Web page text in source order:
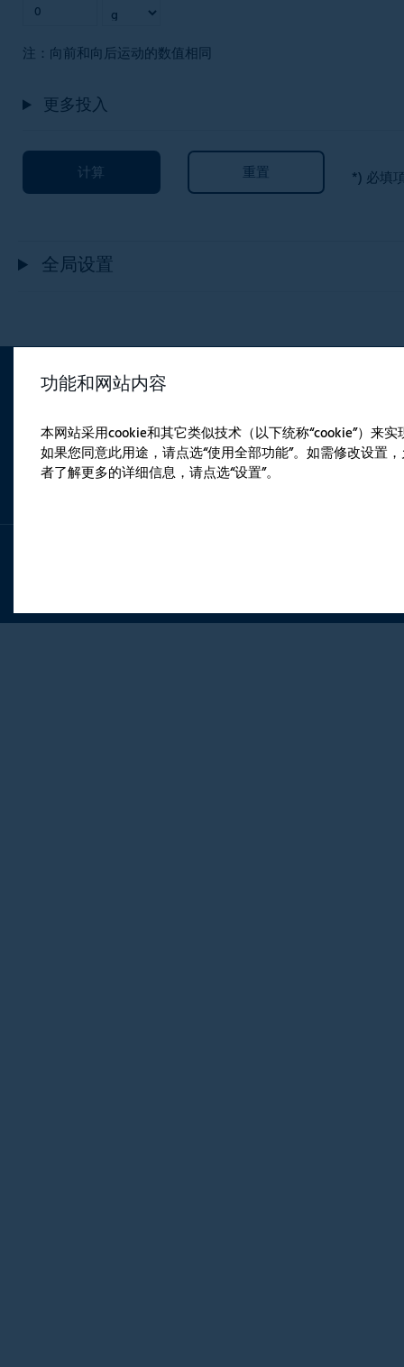
注：向前和向后运动的数值相同
更多投入
计算 重置 *) 必填
全局设置
功能和网站内容
本网站采用cookie和其它类似技术（以下统称“cookie”）来
如果您同意此用途，请点选“使用全部功能”。如需修改设置
者了解更多的详细信息，请点选“设置”。